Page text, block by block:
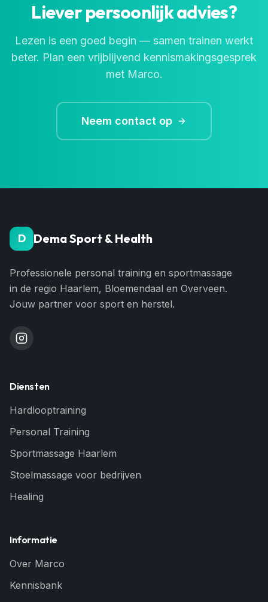
Liever persoonlijk advies?
Lezen is een goed begin — samen trainen werkt
beter. Plan een vrijblijvend kennismakingsgesprek
met Marco.
Neem contact op
D Dema Sport & Health
Professionele personal training en sportmassage
in de regio Haarlem, Bloemendaal en Overveen.
Jouw partner voor sport en herstel.
Diensten
Hardlooptraining
Personal Training
Sportmassage Haarlem
Stoelmassage voor bedrijven
Healing
Informatie
Over Marco
Kennisbank